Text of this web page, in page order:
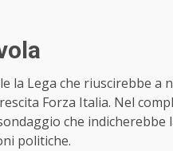
la Lega che riuscirebbe a
Forza Italia. Nel
che indicherebbe
politiche.